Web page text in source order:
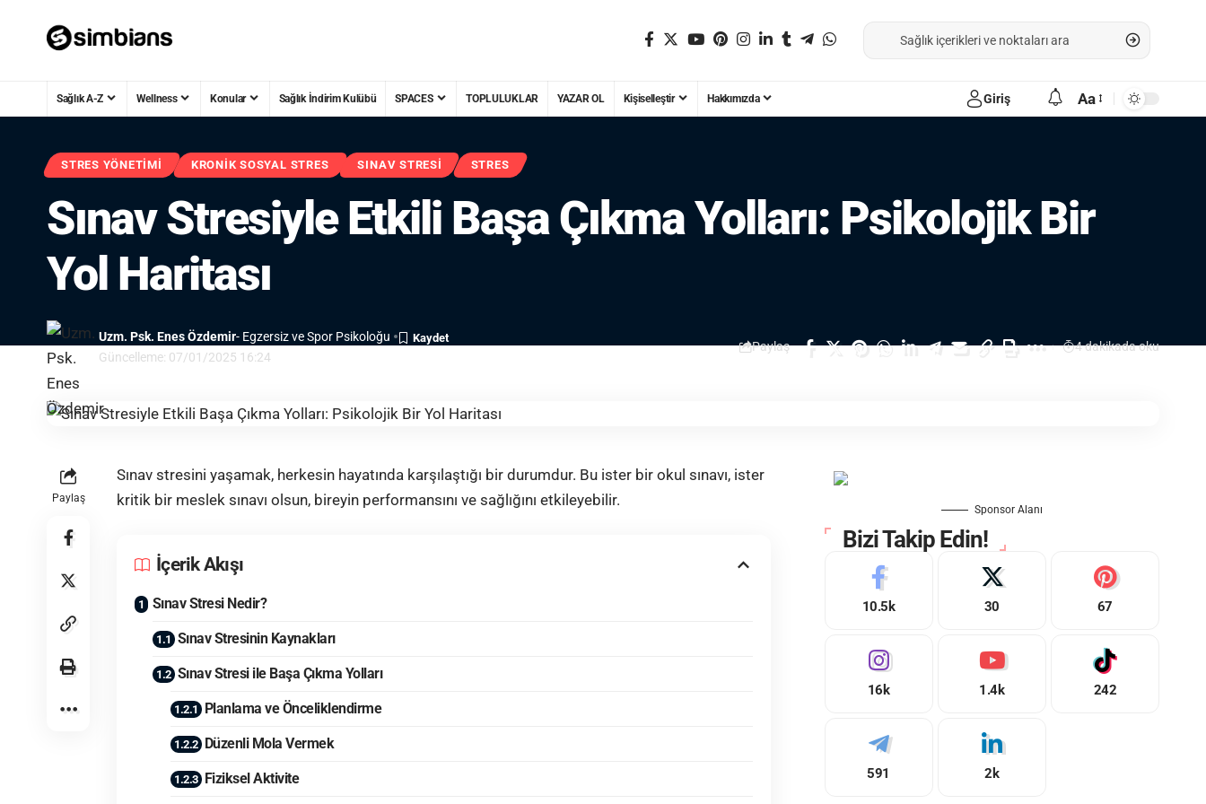
Sağlık A-Z Wellness Konular Sağlık İndirim Kulübü SPACES TOPLULUKLAR YAZAR OL Kişiselleştir Hakkımızda Giriş Aa
STRES YÖNETIMI KRONIK SOSYAL STRES SINAV STRESI STRES
Sınav Stresiyle Etkili Başa Çıkma Yolları: Psikolojik Bir
Yol Haritası
Güncelleme: 07/01/2025 16:24
Uzm. Psk. Enes Özdemir- Egzersiz ve Spor Psikoloğu
Paylaş 4 dakikada oku
Paylaş
Sınav stresini yaşamak, herkesin hayatında karşılaştığı bir durumdur. Bu ister bir okul sınavı, ister
kritik bir meslek sınavı olsun, bireyin performansını ve sağlığını etkileyebilir.
İçerik Akışı
Sınav Stresi Nedir?
Sınav Stresinin Kaynakları
Sınav Stresi ile Başa Çıkma Yolları
Planlama ve Önceliklendirme
Düzenli Mola Vermek
Fiziksel Aktivite
Sponsor Alanı
Bizi Takip Edin!
10.5k 30 67
16k 1.4k 242
591 2k